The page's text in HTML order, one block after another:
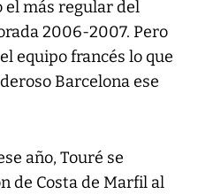
el más regular del
2006-2007. Pero
equipo francés lo que
Barcelona ese
año, Touré se
de Costa de Marfil al